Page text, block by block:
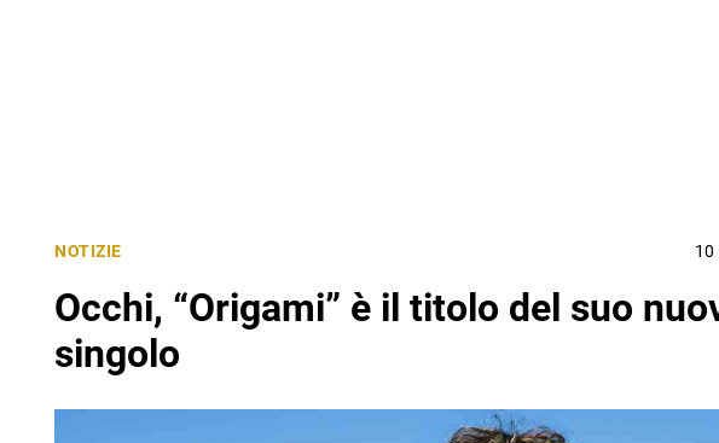
NOTIZIE
Occhi, “Origami” è il titolo del suo
singolo